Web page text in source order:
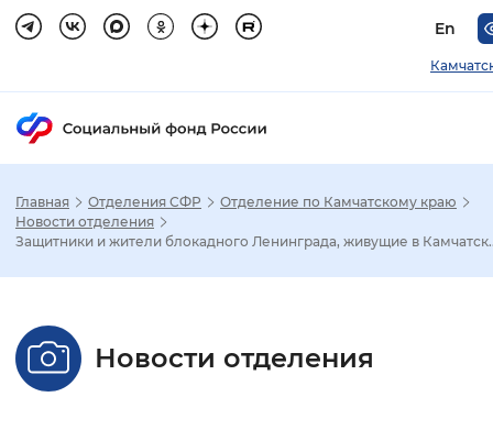
En
Настройка режима отображения
Стандартный Увеличенный
Главная Отделения СФР
Отделение по Камчатскому краю
Новости отделения
Защитники и жители блокадного Ленинграда, живущие в
Новости отделения